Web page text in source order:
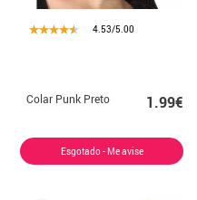
4.53/5.00
Colar Punk Preto 1.99€
Esgotado - Me avise